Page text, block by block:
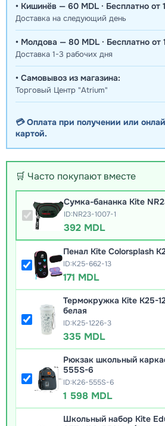
• Кишинёв — 60 MDL · Бесплатно от
Доставка на следующий день
• Молдова — 80 MDL · Бесплатно от
Доставка 1-3 рабочих дня
• Самовывоз из магазина:
Торговый Центр "Atrium"
💳 Оплата при получении или
картой.
🛒 Часто покупают вместе
Cумка-бананка Kite
ID:NR23-1007-1
392 MDL
Пенал Kite Colorsplash
ID:K25-662-13
171 MDL
Термокружка Kite K25-
белая
ID:K25-1226-3
335 MDL
Рюкзак школьный
555S-6
ID:K26-555S-6
1 598 MDL
Школьный набор Kite